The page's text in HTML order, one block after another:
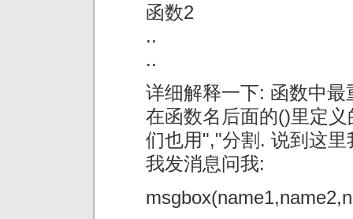
函数2
..
..
详细解释一下: 函数中
在函数名后面的()里定
们也用","分割. 说到这
我发消息问我: